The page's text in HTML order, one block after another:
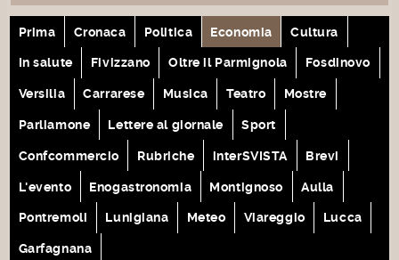
Prima Cronaca Politica Economia Cultura
In salute Fivizzano Oltre il Parmignola Fosdinovo
Versilia Carrarese Musica Teatro Mostre
Parliamone Lettere al giornale Sport
Confcommercio Rubriche interSVISTA Brevi
L'evento Enogastronomia Montignoso Aulla
Pontremoli Lunigiana Meteo Viareggio Lucca
Garfagnana